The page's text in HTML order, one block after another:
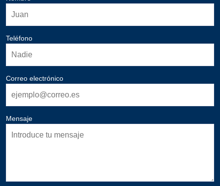
Teléfono
Correo electrónico
Mensaje